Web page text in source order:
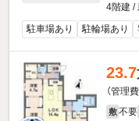
4階建 /
駐車場あり
駐輪場あり
23.7
（管理
敷 不要